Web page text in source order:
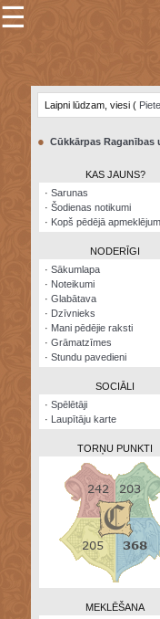
×
Šodienas
Visatcera
almanahs
☰
Laipni lūdzam, viesi (
● Cūkkārpas
KAS JAUNS?
· Sarunas
· Šodienas notikumi
· Kopš pēdējā
NODERĪGI
· Sākumlapa
· Noteikumi
· Glabātava
· Dzīvnieks
· Mani pēdējie raksti
· Grāmatzīmes
· Stundu pavedieni
SOCIĀLI
· Spēlētāji
· Laupītāju karte
TORŅU PUNKTI
MEKLĒŠANA